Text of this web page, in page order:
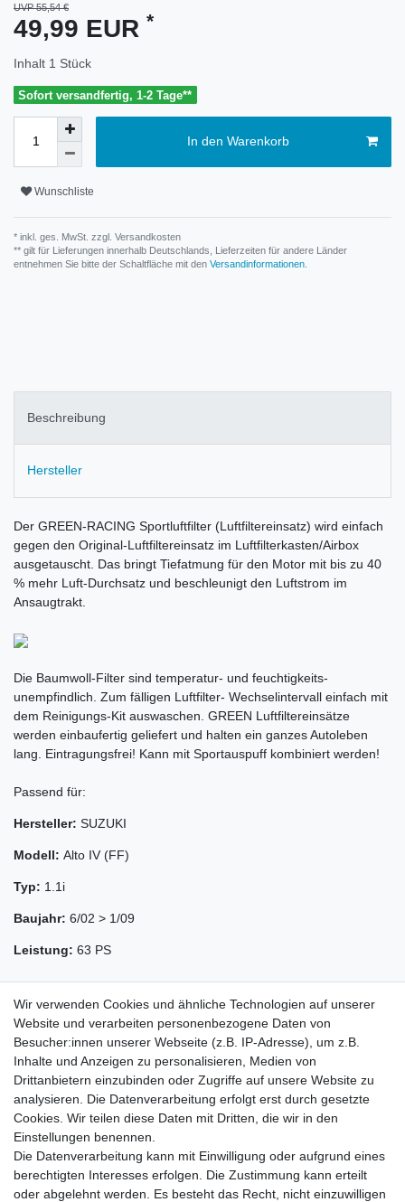
UVP 55,54 €
49,99 EUR *
Inhalt 1 Stück
Sofort versandfertig, 1-2 Tage**
In den Warenkorb
Wunschliste
* inkl. ges. MwSt. zzgl. Versandkosten
** gilt für Lieferungen innerhalb Deutschlands, Lieferzeiten für andere Länder
entnehmen Sie bitte der Schaltfläche mit den Versandinformationen
Beschreibung
Hersteller
Der GREEN-RACING Sportluftfilter (Luftfiltereinsatz) wird einfach
gegen den Original-Luftfiltereinsatz im Luftfilterkasten/Airbox
ausgetauscht. Das bringt Tiefatmung für den Motor mit bis zu 40
% mehr Luft-Durchsatz und beschleunigt den Luftstrom im
Ansaugtrakt.
Die Baumwoll-Filter sind temperatur- und feuchtigkeits-
unempfindlich. Zum fälligen Luftfilter- Wechselintervall einfach mit
dem Reinigungs-Kit auswaschen. GREEN Luftfiltereinsätze
werden einbaufertig geliefert und halten ein ganzes Autoleben
lang. Eintragungsfrei! Kann mit Sportauspuff kombiniert werden!
Passend für:
Hersteller: SUZUKI
Modell: Alto IV (FF)
Typ: 1.1i
Baujahr: 6/02 > 1/09
Leistung: 63 PS
Zahlung und Versand
Impressum Daten­schutz­erklärung AGB
Wir verwenden Cookies und ähnliche Technologien auf unserer
Website und verarbeiten personenbezogene Daten von
Besucher:innen unserer Webseite (z.B. IP-Adresse), um z.B.
Inhalte und Anzeigen zu personalisieren, Medien von
Drittanbietern einzubinden oder Zugriffe auf unsere Website zu
analysieren. Die Datenverarbeitung erfolgt erst durch gesetzte
Cookies. Wir teilen diese Daten mit Dritten, die wir in den
Einstellungen benennen.
Die Datenverarbeitung kann mit Einwilligung oder aufgrund eines
berechtigten Interesses erfolgen. Die Zustimmung kann erteilt
oder abgelehnt werden. Es besteht das Recht, nicht einzuwilligen